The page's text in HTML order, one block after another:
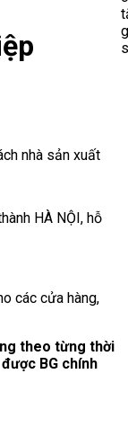
nhà sản xuất
HÀ NỘI, hỗ
các cửa hàng,
theo từng thời
BG chính